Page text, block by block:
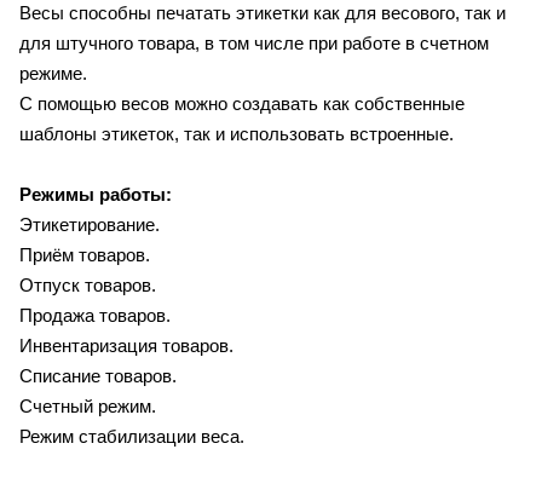
Весы способны печатать этикетки как для весового, так и
для штучного товара, в том числе при работе в счетном
режиме.
С помощью весов можно создавать как собственные
шаблоны этикеток, так и использовать встроенные.
Режимы работы:
Этикетирование.
Приём товаров.
Отпуск товаров.
Продажа товаров.
Инвентаризация товаров.
Списание товаров.
Счетный режим.
Режим стабилизации веса.